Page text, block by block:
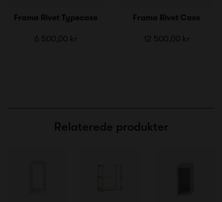
Frama Rivet Typecase
6 500,00 kr
Frama Rivet Case
12 500,00 kr
Relaterede produkter